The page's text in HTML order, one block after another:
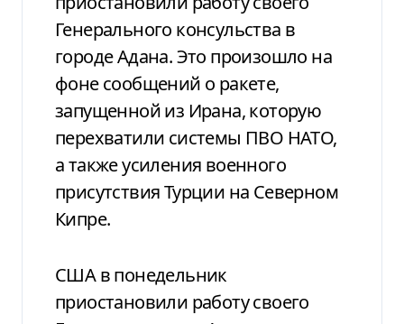
Генерального консульства в
городе Адана. Это произошло на
фоне сообщений о ракете,
запущенной из Ирана, которую
перехватили системы ПВО НАТО,
а также усиления военного
присутствия Турции на Северном
Кипре.
США в понедельник
приостановили работу своего